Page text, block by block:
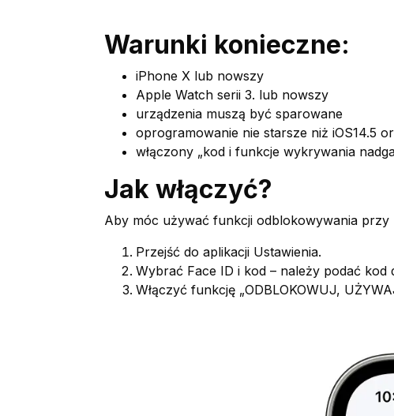
Warunki konieczne:
iPhone X lub nowszy
Apple Watch serii 3. lub nowszy
urządzenia muszą być sparowane
oprogramowanie nie starsze niż iOS14.5
włączony „kod i funkcje wykrywania
Jak włączyć?
Aby móc używać funkcji odblokowywania przy
Przejść do aplikacji Ustawienia.
Wybrać Face ID i kod – należy podać kod
Włączyć funkcję „ODBLOKOWUJ,